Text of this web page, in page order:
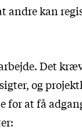
andre kan
Det
og
for at få